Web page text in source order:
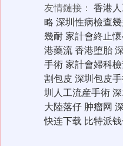
友情鏈接： 香港
略 深圳性病檢查
幾耐家計會終止
港藥流香港堕胎
手術家計會婦科
割包皮 深圳包皮
圳人工流産手術
大陸落仔 肿瘤网
快连下载 比特派